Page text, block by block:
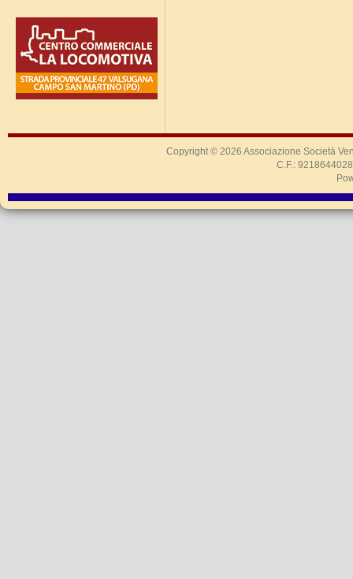
Copyright © 2026 Associazione Società
C.F.: